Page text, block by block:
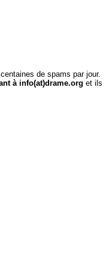
de spams par jour.
à info(at)drame.org et ils